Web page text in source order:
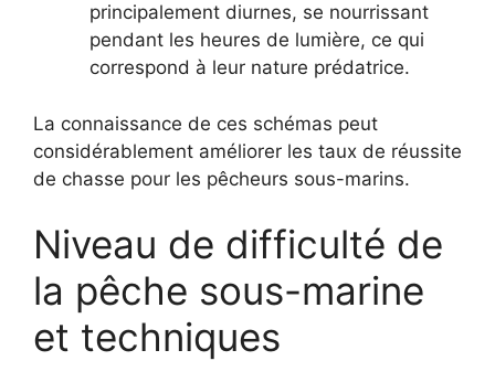
principalement diurnes, se nourrissant
pendant les heures de lumière, ce qui
correspond à leur nature prédatrice.
La connaissance de ces schémas peut
considérablement améliorer les taux de réussite
de chasse pour les pêcheurs sous-marins.
Niveau de difficulté de
la pêche sous-marine
et techniques